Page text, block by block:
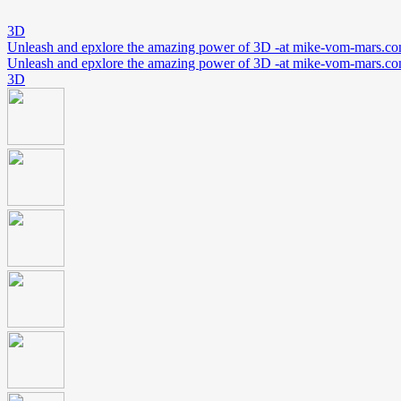
3D
Unleash and epxlore the amazing power of 3D -at mike-vom-
Unleash and epxlore the amazing power of 3D -at mike-vom-
3D